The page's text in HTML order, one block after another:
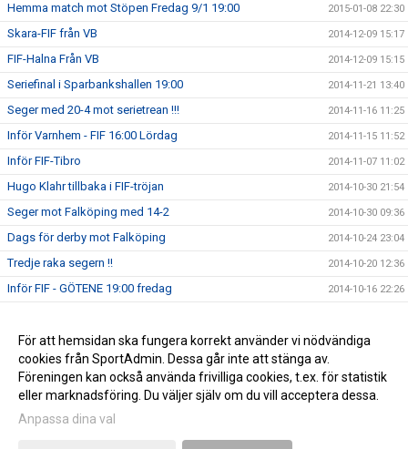
Hemma match mot Stöpen Fredag 9/1 19:00 2015-01-08 22:30
Skara-FIF från VB 2014-12-09 15:17
FIF-Halna Från VB 2014-12-09 15:15
Seriefinal i Sparbankshallen 19:00 2014-11-21 13:40
Seger med 20-4 mot serietrean !!! 2014-11-16 11:25
Inför Varnhem - FIF 16:00 Lördag 2014-11-15 11:52
Inför FIF-Tibro 2014-11-07 11:02
Hugo Klahr tillbaka i FIF-tröjan 2014-10-30 21:54
Seger mot Falköping med 14-2 2014-10-30 09:36
Dags för derby mot Falköping 2014-10-24 23:04
Tredje raka segern !! 2014-10-20 12:36
Inför FIF - GÖTENE 19:00 fredag 2014-10-16 22:26
Vinst i Premiären med 8-2 mot Vänersborg 2014-10-05 14:15
Seriepremiär mot Vänersborg U söndag 5/10 11:00 2014-10-03 16:44
Gå till Webbversion
För att hemsidan ska fungera korrekt använder vi nödvändiga
cookies från SportAdmin. Dessa går inte att stänga av.
Föreningen kan också använda frivilliga cookies, t.ex. för statistik
eller marknadsföring. Du väljer själv om du vill acceptera dessa.
Anpassa dina val